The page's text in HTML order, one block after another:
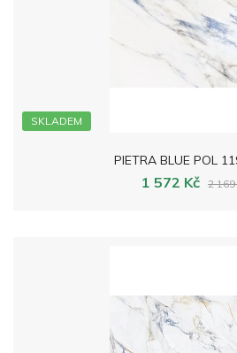
SKLADEM
PIETRA BLUE POL
1 572 Kč 2 169